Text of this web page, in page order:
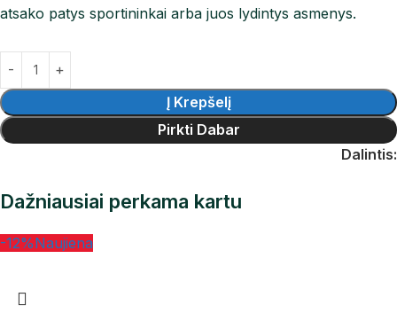
atsako patys sportininkai arba juos lydintys asmenys.
Į Krepšelį
Pirkti Dabar
Dalintis:
Dažniausiai perkama kartu
-12%Naujiena